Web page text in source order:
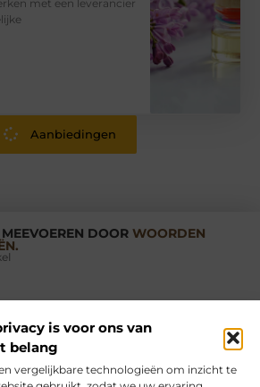
is voor ons van
belang
vergelijkbare technologieën om inzicht te
met een leverancier
Aanbiedingen
DOOR WOORDEN